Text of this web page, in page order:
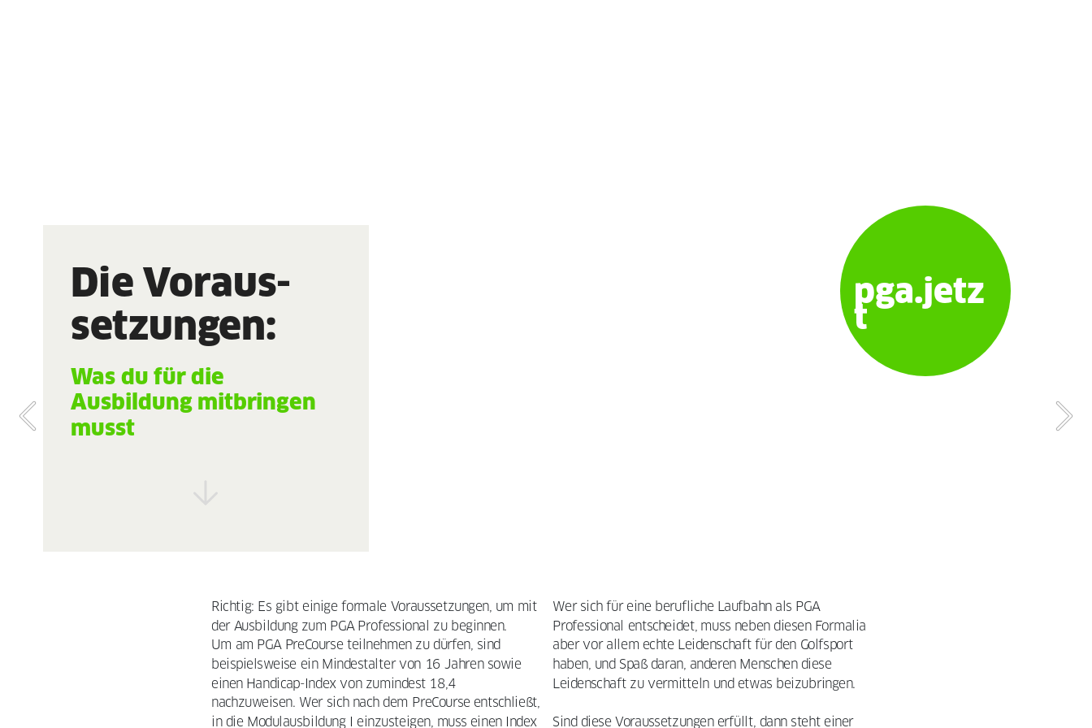
Erfahrene PGA Professionals bilden das PGA
Lehrteam, das unter der Leitung von
Ausbildungskoordinator Martin Hasenbein für die
Schulung der Absolventen bei den
Die Voraus-
setzungen:
pga.jetz
t
Was du für die
Ausbildung mitbringen
musst
Richtig: Es gibt einige formale Voraussetzungen, um mit
der Ausbildung zum PGA Professional zu beginnen.
Um am PGA PreCourse teilnehmen zu dürfen, sind
beispielsweise ein Mindestalter von 16 Jahren sowie
einen Handicap-Index von zumindest 18,4
nachzuweisen. Wer sich nach dem PreCourse entschließt,
in die Modulausbildung I einzusteigen, muss einen Index
Wer sich für eine berufliche Laufbahn als PGA
Professional entscheidet, muss neben diesen Formalia
aber vor allem echte Leidenschaft für den Golfsport
haben, und Spaß daran, anderen Menschen diese
Leidenschaft zu vermitteln und etwas beizubringen.
Sind diese Voraussetzungen erfüllt, dann steht einer